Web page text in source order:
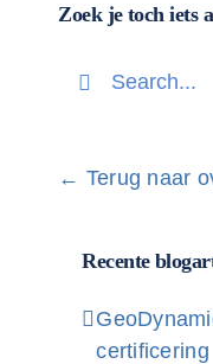
Zoek je toch iets
Search
← Terug naar
Recente
certificering